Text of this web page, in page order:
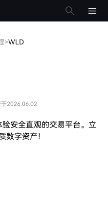
>WLD
于2026.06.02
安全直观的交易平台。立
数字资产！